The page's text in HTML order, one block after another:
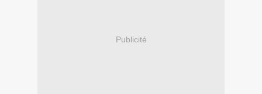
Publicité